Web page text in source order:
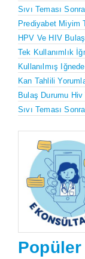
Sıvı Teması
Prediyabet Miyim
HPV Ve HIV
Tek Kullanımlık
Kullanılmış
Kan Tahlili
Bulaş Durumu Hiv
Sıvı Teması